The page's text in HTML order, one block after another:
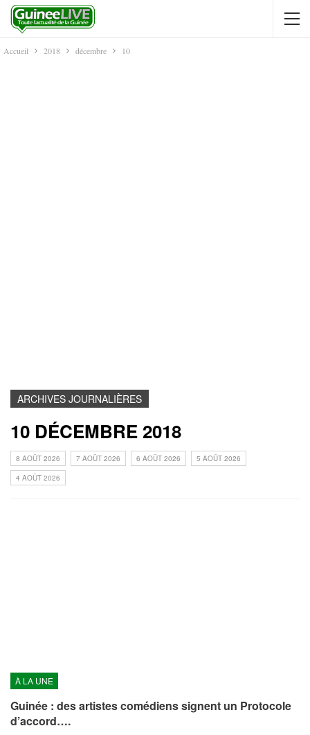
Accueil 2018 décembre 10
ARCHIVES JOURNALIÈRES
10 DÉCEMBRE 2018
8 AOÛT 2026 7 AOÛT 2026 6 AOÛT 2026
5 AOÛT 2026
4 AOÛT 2026
À LA UNE
Guinée : des artistes comédiens signent un Protocole
d’accord….